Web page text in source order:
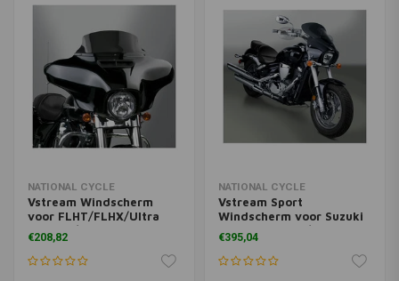
NATIONAL CYCLE
Vstream Windscherm
voor FLHT/FLHX/Ultra
Limited/Trikes | (Kies
Kleur & Maat)
€208,82
NATIONAL CYCLE
Vstream Sport
Windscherm voor Suzuki
M50 Boulevard/M800
Intruder | Donkere Tint
€395,04